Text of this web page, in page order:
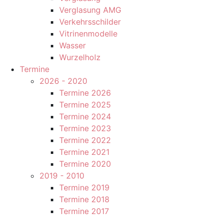
Verglasung AMG
Verkehrsschilder
Vitrinenmodelle
Wasser
Wurzelholz
Termine
2026 - 2020
Termine 2026
Termine 2025
Termine 2024
Termine 2023
Termine 2022
Termine 2021
Termine 2020
2019 - 2010
Termine 2019
Termine 2018
Termine 2017